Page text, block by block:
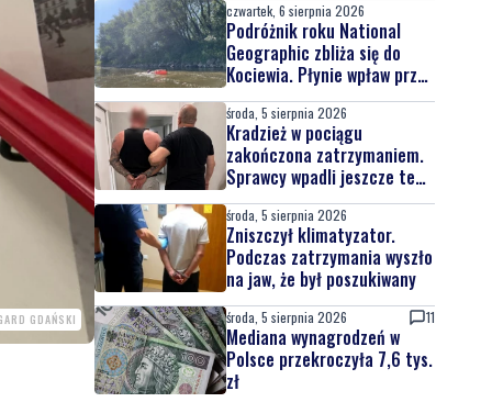
GDAŃSKI
czwartek, 6 sierpnia 2026
Podróżnik roku National
Geographic zbliża się do
Kociewia. Płynie wpław przez
całą Wisłę
środa, 5 sierpnia 2026
Kradzież w pociągu
zakończona zatrzymaniem.
Sprawcy wpadli jeszcze tego
samego dnia
środa, 5 sierpnia 2026
Zniszczył klimatyzator.
Podczas zatrzymania wyszło
na jaw, że był poszukiwany
środa, 5 sierpnia 2026 11
Mediana wynagrodzeń w
Polsce przekroczyła 7,6 tys.
zł